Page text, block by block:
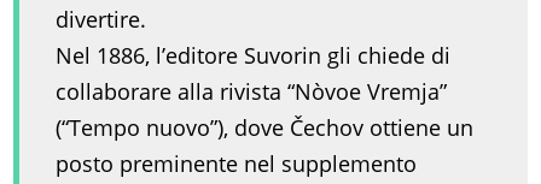
divertire.
Nel 1886, l’editore Suvorin gli chiede di
collaborare alla rivista “Nòvoe Vremja”
(“Tempo nuovo”), dove Čechov ottiene un
posto preminente nel supplemento